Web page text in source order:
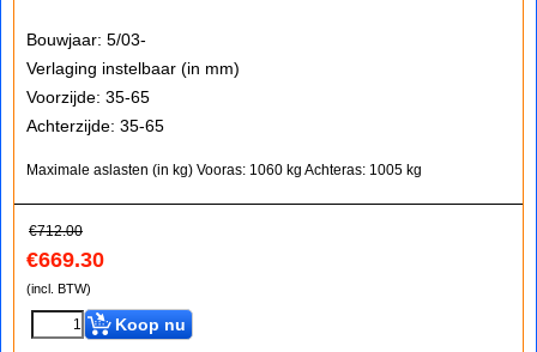
Bouwjaar: 5/03-
Verlaging instelbaar (in mm)
Voorzijde: 35-65
Achterzijde: 35-65
Maximale aslasten (in kg) Vooras: 1060 kg Achteras: 1005 kg
€712.00
€669.30
(incl. BTW)
Koop nu